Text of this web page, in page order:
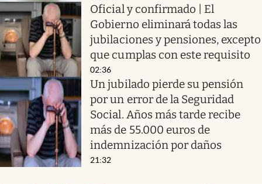
Oficial y confirmado | El
Gobierno eliminará todas las
jubilaciones y pensiones, excepto
que cumplas con este requisito
02:36
Un jubilado pierde su pensión
por un error de la Seguridad
Social. Años más tarde recibe
más de 55.000 euros de
indemnización por daños
21:32